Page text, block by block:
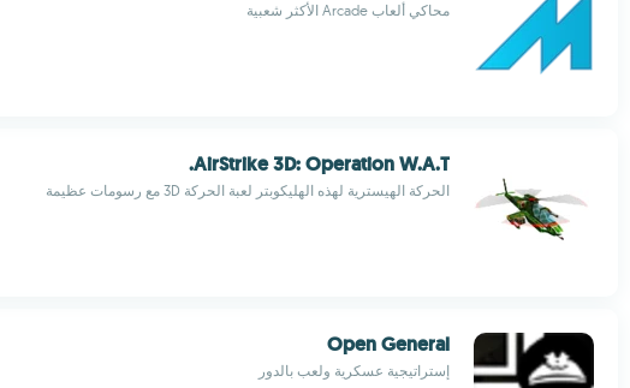
محاكي ألعاب Arcade الأكثر شعبية
AirStrike 3D: Operation W.A.T.
الحركة الهيسترية لهذه الهليكوبتر لعبة الحركة 3D مع رسومات عظيمة
Open General
إستراتيجية عسكرية ولعب بالدور